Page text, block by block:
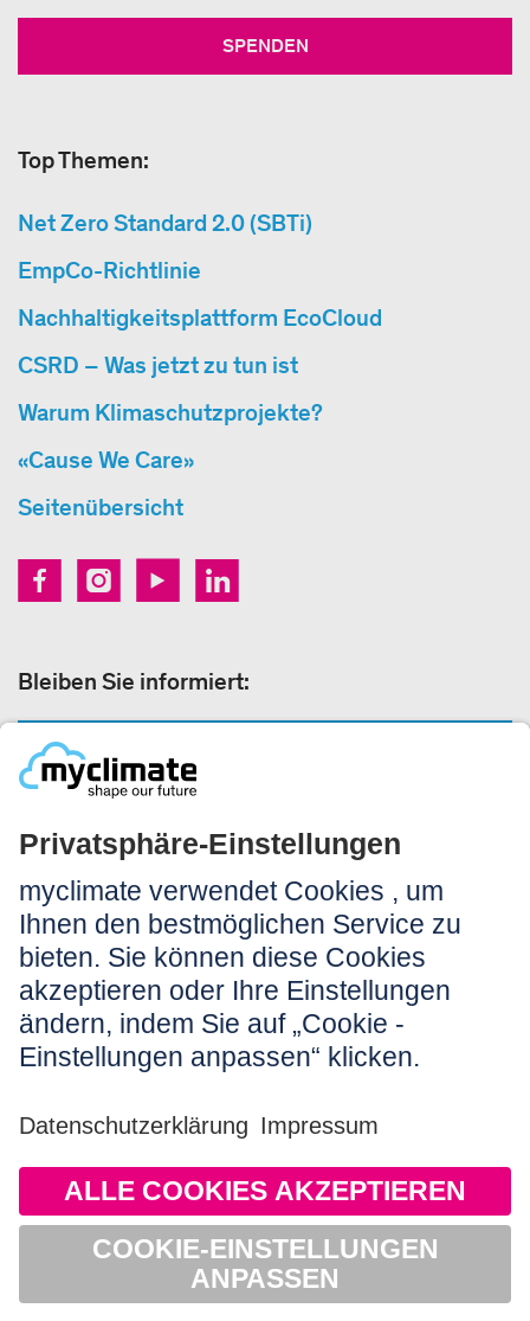
SPENDEN
Top Themen:
Net Zero Standard 2.0 (SBTi)
EmpCo-Richtlinie
Nachhaltigkeitsplattform EcoCloud
CSRD – Was jetzt zu tun ist
Warum Klimaschutzprojekte?
«Cause We Care»
Seitenübersicht
Bleiben Sie informiert:
Rechtliches:
Impressum
Nutzungshinweis
AGB
Datenschutz
Barrierefreiheit